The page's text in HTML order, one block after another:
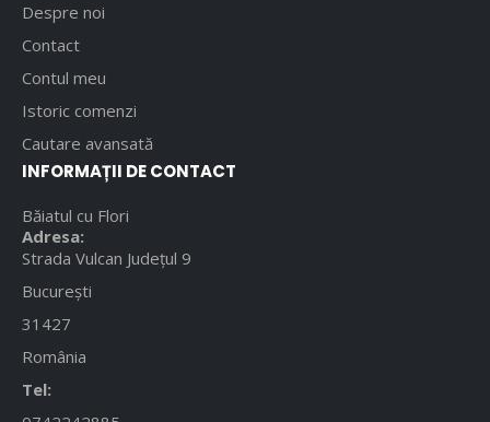
Despre noi
Contact
Contul meu
Istoric comenzi
Cautare avansată
INFORMAȚII DE CONTACT
Băiatul cu Flori
Adresa:
Strada Vulcan Județul 9
București
31427
România
Tel: